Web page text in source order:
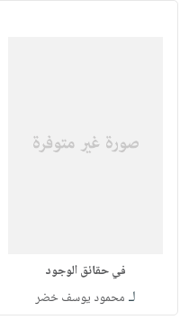
في حقائق الوجود
لـ محمود يوسف خضر